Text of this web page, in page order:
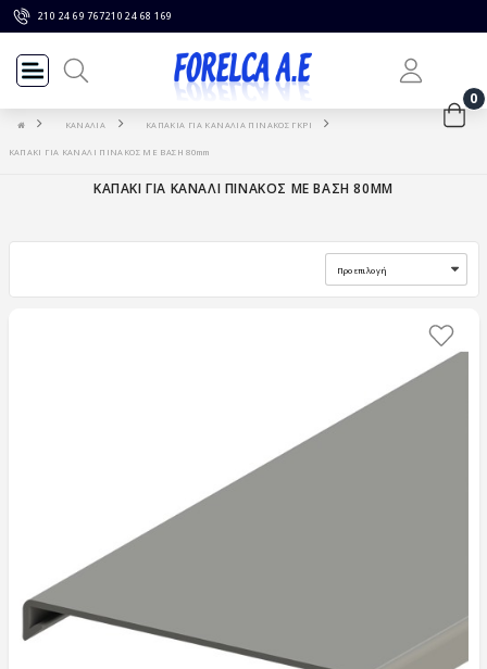
210 24 69 767210 24 68 169
0
ΚΑΝΑΛΙΑ ΚΑΠΑΚΙΑ ΓΙΑ ΚΑΝΑΛΙΑ ΠΙΝΑΚΟΣ ΓΚΡΙ
ΚΑΠΑΚΙ ΓΙΑ ΚΑΝΑΛΙ ΠΙΝΑΚΟΣ ΜΕ ΒΑΣΗ 80mm
ΚΑΠΑΚΙ ΓΙΑ ΚΑΝΑΛΙ ΠΙΝΑΚΟΣ ΜΕ ΒΑΣΗ 80MM